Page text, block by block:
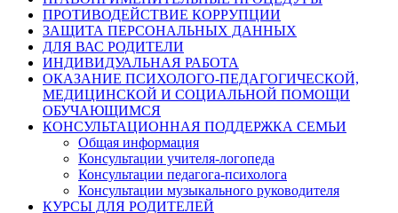
ПРОТИВОДЕЙСТВИЕ КОРРУПЦИИ
ЗАЩИТА ПЕРСОНАЛЬНЫХ ДАННЫХ
ДЛЯ ВАС РОДИТЕЛИ
ИНДИВИДУАЛЬНАЯ РАБОТА
ОКАЗАНИЕ ПСИХОЛОГО-ПЕДАГОГИЧЕСКОЙ,
МЕДИЦИНСКОЙ И СОЦИАЛЬНОЙ ПОМОЩИ
ОБУЧАЮЩИМСЯ
КОНСУЛЬТАЦИОННАЯ ПОДДЕРЖКА СЕМЬИ
Общая информация
Консультации учителя-логопеда
Консультации педагога-психолога
Консультации музыкального руководителя
КУРСЫ ДЛЯ РОДИТЕЛЕЙ